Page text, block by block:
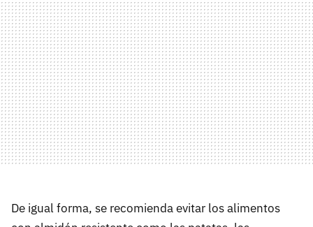
De igual forma, se recomienda evitar los alimentos